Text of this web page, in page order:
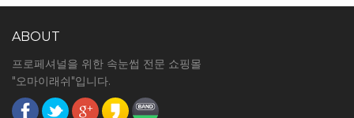
ABOUT
프로페셔널을 위한 속눈썹 전문 쇼핑몰
"오마이래쉬"입니다.